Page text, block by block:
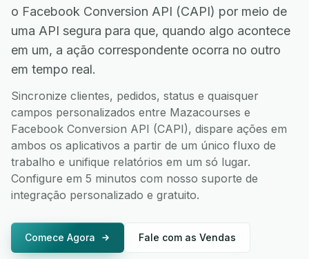
o Facebook Conversion API (CAPI) por meio de
uma API segura para que, quando algo acontece
em um, a ação correspondente ocorra no outro
em tempo real.
Sincronize clientes, pedidos, status e quaisquer
campos personalizados entre Mazacourses e
Facebook Conversion API (CAPI), dispare ações em
ambos os aplicativos a partir de um único fluxo de
trabalho e unifique relatórios em um só lugar.
Configure em 5 minutos com nosso suporte de
integração personalizado e gratuito.
Comece Agora Fale com as Vendas